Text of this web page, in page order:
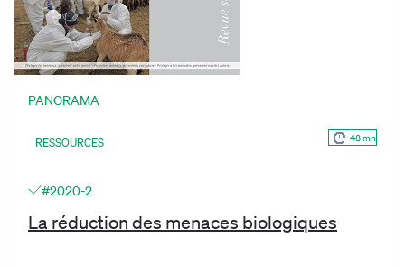
PANORAMA
RESSOURCES 48 mn
#2020-2
La réduction des menaces biologiques